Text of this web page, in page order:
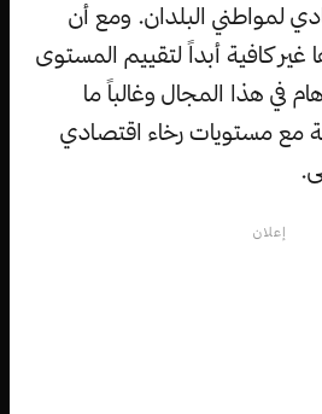
لمواطني البلدان. ومع أن
كافية أبداً لتقييم المستوى
في هذا المجال وغالباً ما
مع مستويات رخاء اقتصادي
إعلان